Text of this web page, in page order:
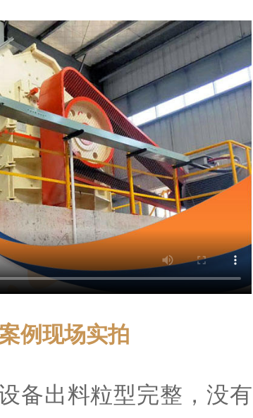
例现场实拍
备出料粒型完整，没有